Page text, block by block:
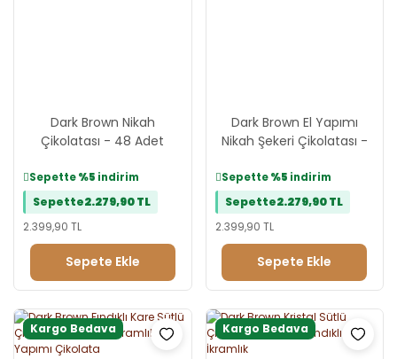
Dark Brown Nikah
Çikolatası - 48 Adet
Sepette%5 indirim
Sepette2.279,90 TL
2.399,90 TL
Sepete Ekle
Dark Brown El Yapımı
Nikah Şekeri Çikolatası -
Dolgulu
Sepette%5 indirim
Sepette2.279,90 TL
2.399,90 TL
Sepete Ekle
Kargo Bedava Kargo Bedava